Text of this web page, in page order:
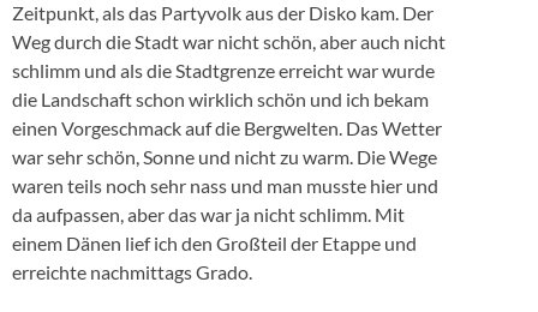
Zeitpunkt, als das Partyvolk aus der Disko kam. Der
Weg durch die Stadt war nicht schön, aber auch nicht
schlimm und als die Stadtgrenze erreicht war wurde
die Landschaft schon wirklich schön und ich bekam
einen Vorgeschmack auf die Bergwelten. Das Wetter
war sehr schön, Sonne und nicht zu warm. Die Wege
waren teils noch sehr nass und man musste hier und
da aufpassen, aber das war ja nicht schlimm. Mit
einem Dänen lief ich den Großteil der Etappe und
erreichte nachmittags Grado.